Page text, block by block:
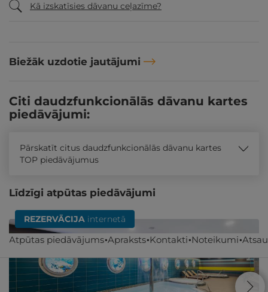
Kā izskatīsies dāvanu ceļazīme?
Biežāk uzdotie jautājumi
Atpūtas piedāvājums Apraksts Kontakti Noteikumi
Citi daudzfunkcionālās dāvanu kartes
piedāvājumi:
Pārskatīt citus daudzfunkcionālās dāvanu kartes
TOP piedāvājumus
Līdzīgi atpūtas piedāvājumi
REZERVĀCIJA internetā